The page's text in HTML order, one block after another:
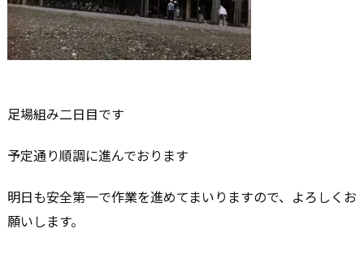
足場組み二日目です
予定通り順調に進んでおります
明日も安全第一で作業を進めてまいりますので、よろしくお
願いします。